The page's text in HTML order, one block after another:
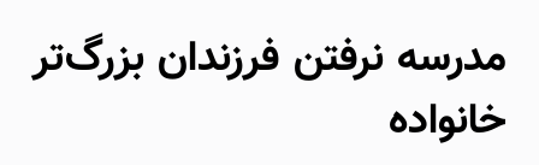
مدرسه نرفتن فرزندان بزرگ‌تر
خانواده